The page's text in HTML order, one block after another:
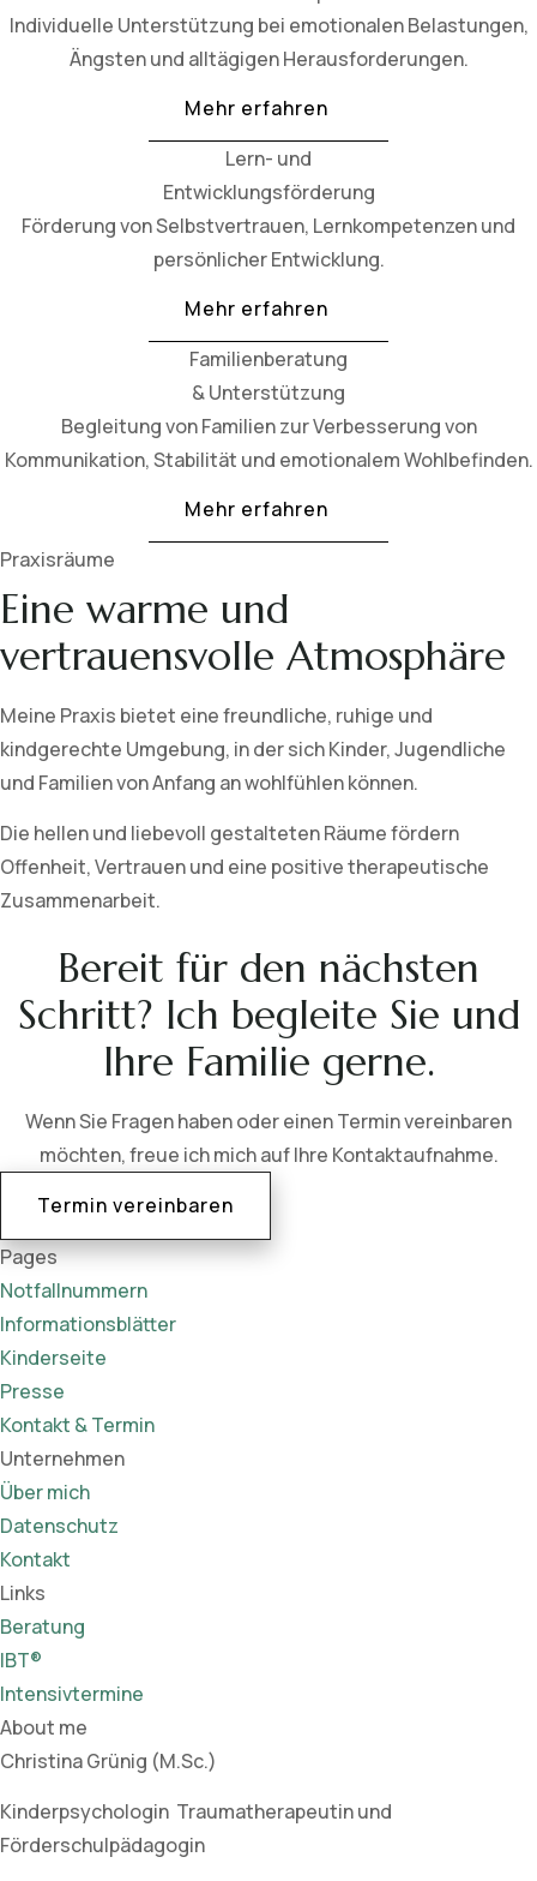
Individuelle Unterstützung bei emotionalen Belastungen,
Ängsten und alltägigen Herausforderungen.
Mehr erfahren
Lern- und
Entwicklungsförderung
Förderung von Selbstvertrauen, Lernkompetenzen und
persönlicher Entwicklung.
Mehr erfahren
Familienberatung
& Unterstützung
Begleitung von Familien zur Verbesserung von
Kommunikation, Stabilität und emotionalem Wohlbefinden.
Mehr erfahren
Praxisräume
Eine warme und
vertrauensvolle Atmosphäre
Meine Praxis bietet eine freundliche, ruhige und
kindgerechte Umgebung, in der sich Kinder, Jugendliche
und Familien von Anfang an wohlfühlen können.
Die hellen und liebevoll gestalteten Räume fördern
Offenheit, Vertrauen und eine positive therapeutische
Zusammenarbeit.
Bereit für den nächsten
Schritt? Ich begleite Sie und
Ihre Familie gerne.
Wenn Sie Fragen haben oder einen Termin vereinbaren
möchten, freue ich mich auf Ihre Kontaktaufnahme.
Termin vereinbaren
Pages
Notfallnummern
Informationsblätter
Kinderseite
Presse
Kontakt & Termin
Unternehmen
Über mich
Datenschutz
Kontakt
Links
Beratung
IBT®
Intensivtermine
About me
Christina Grünig (M.Sc.)
Kinderpsychologin Traumatherapeutin und
Förderschulpädagogin